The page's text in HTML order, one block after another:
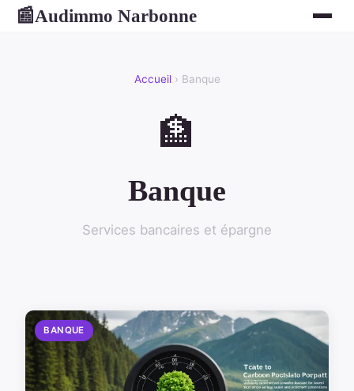
📰Audimmo Narbonne
Accueil› Banque
🏦
Banque
Services bancaires et épargne
BANQUE